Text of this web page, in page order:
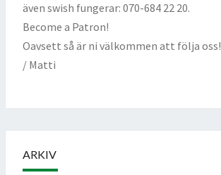
även swish fungerar: 070-684 22 20.
Become a Patron!
Oavsett så är ni välkommen att följa oss!
/ Matti
ARKIV